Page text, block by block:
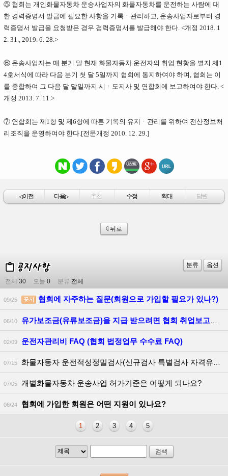
⑤ 협회는 개인화물자동차 운송사업자의 화물자동차를 운전하는 사람에 대
한 경력증명서 발급에 필요한 사항을 기록ㆍ관리하고, 운송사업자로부터 경
력증명서 발급을 요청받은 경우 경력증명서를 발급해야 한다. <개정 2018. 1
2. 31., 2019. 6. 28.>
⑥ 운송사업자는 매 분기 말 현재 화물자동차 운전자의 취업 현황을 별지 제1
4호서식에 따라 다음 분기 첫 달 5일까지 협회에 통지하여야 하며, 협회는 이
를 종합하여 그 다음 달 말일까지 시ㆍ도지사 및 연합회에 보고하여야 한다. <
개정 2013. 7. 11.>
⑦ 연합회는 제1항 및 제6항에 따른 기록의 유지ㆍ관리를 위하여 전산정보처
리조직을 운영하여야 한다.[전문개정 2010. 12. 29.]
◁이전 다음▷ 추천 수정 확대 답변
뒤로
분류 옵션
전체 30 오늘 0 분류 전체
09/25 협회에 자주하는 질문(회원으로 가입할 필요가 있나?)
06/10 유가보조금(유류보조금)을 지급 받으려면 협회 취업보고를 하여야 하는지
02/09 운전자관리비 FAQ (협회 법정업무 수수료 FAQ)
07/15 화물자동자 운전적성정밀검사(신규검사 특별검사 자격유지검사) 알아보기
07/05 개별화물자동차 운송사업 허가기준은 어떻게 되나요?
06/24 협회에 가입한 회원은 어떤 지원이 있나요?
1 2 3 4 5
검색